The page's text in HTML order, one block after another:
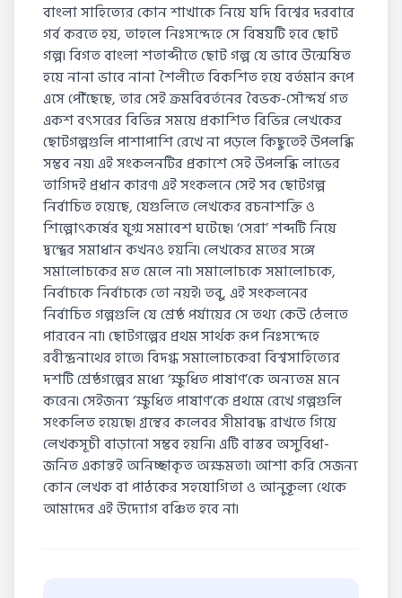
বাংলা সাহিত্যের কোন শাখাকে নিয়ে যদি বিশ্বের দরবারে
গর্ব করতে হয়, তাহলে নিঃসন্দেহে সে বিষয়টি হবে ছোট
গল্প৷ বিগত বাংলা শতাব্দীতে ছোট গল্প যে ভাবে উন্মেষিত
হয়ে নানা ভাবে নানা শৈলীতে বিকশিত হয়ে বর্তমান রূপে
এসে পৌঁছেছে, তার সেই ক্রমবিবর্তনের বৈভক-সৌন্দর্য গত
একশ বৎসরের বিভিন্ন সময়ে প্রকাশিত বিভিন্ন লেখকের
ছোটগল্পগুলি পাশাপাশি রেখে না পড়লে কিছুতেই উপলব্ধি
সম্ভব নয়৷ এই সংকলনটির প্রকাশে সেই উপলব্ধি লাভের
তাগিদই প্রধান কারণ৷ এই সংকলনে সেই সব ছোটগল্প
নির্বাচিত হয়েছে, যেগুলিতে লেখকের রচনাশক্তি ও
শিল্পোৎকর্ষের যুগ্ম সমাবেশ ঘটেছে৷ ‘সেরা’ শব্দটি নিয়ে
দ্বন্দ্বের সমাধান কখনও হয়নি৷ লেখকের মতের সঙ্গে
সমালোচকের মত মেলে না৷ সমালোচকে সমালোচকে,
নির্বাচকে নির্বাচকে তো নয়ই৷ তবু, এই সংকলনের
নির্বাচিত গল্পগুলি যে শ্রেষ্ঠ পর্যায়ের সে তথ্য কেউ ঠেলতে
পারবেন না৷ ছোটগল্পের প্রথম সার্থক রূপ নিঃসন্দেহে
রবীন্দ্রনাথের হাতে৷ বিদগ্ধ সমালোচকেরা বিশ্বসাহিত্যের
দশটি শ্রেষ্ঠগল্পের মধ্যে ‘ক্ষুধিত পাষাণ’কে অন্যতম মনে
করেন৷ সেইজন্য ‘ক্ষুধিত পাষাণ’কে প্রথমে রেখে গল্পগুলি
সংকলিত হয়েছে৷ গ্রন্থের কলেবর সীমাবদ্ধ রাখতে গিয়ে
লেখকসূচী বাড়ানো সম্ভব হয়নি৷ এটি বাস্তব অসুবিধা-
জনিত একান্তই অনিচ্ছাকৃত অক্ষমতা৷ আশা করি সেজন্য
কোন লেখক বা পাঠকের সহযোগিতা ও আনুকূল্য থেকে
আমাদের এই উদ্যোগ বঞ্চিত হবে না৷